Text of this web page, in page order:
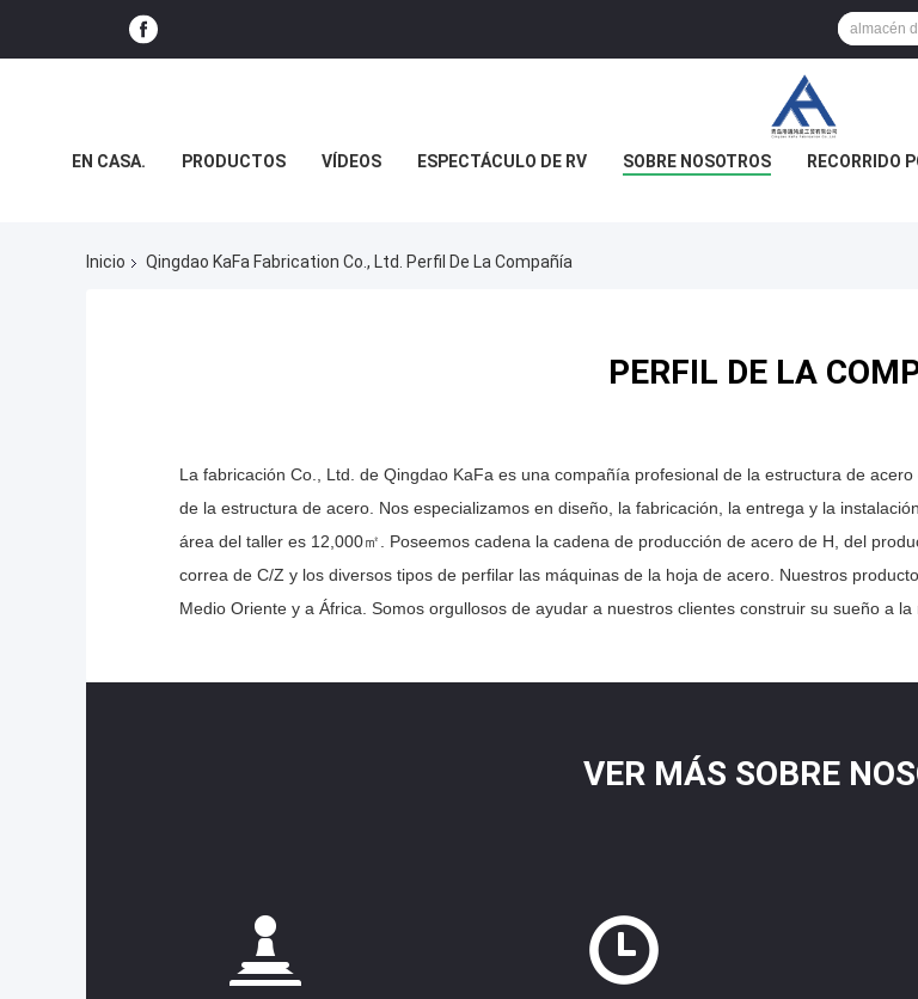
EN CASA. PRODUCTOS VÍDEOS ESPECTÁCULO DE RV SOBRE NOSOTROS RECORRIDO
Inicio Qingdao KaFa Fabrication Co., Ltd. Perfil De La Compañía
PERFIL DE LA
La fabricación Co., Ltd. de Qingdao KaFa es una compañía profesional de la estructura de
de la estructura de acero. Nos especializamos en diseño, la fabricación, la entrega y la
área del taller es 12,000㎡. Poseemos cadena la cadena de producción de acero de H, del
correa de C/Z y los diversos tipos de perfilar las máquinas de la hoja de acero. Nuestros
Medio Oriente y a África. Somos orgullosos de ayudar a nuestros clientes construir su sueño a la
VER MÁS SOBRE